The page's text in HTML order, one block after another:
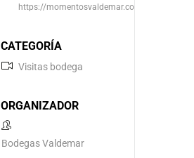
https://momentosvaldemar.com/
CATEGORÍA
Visitas bodega
ORGANIZADOR
Bodegas Valdemar